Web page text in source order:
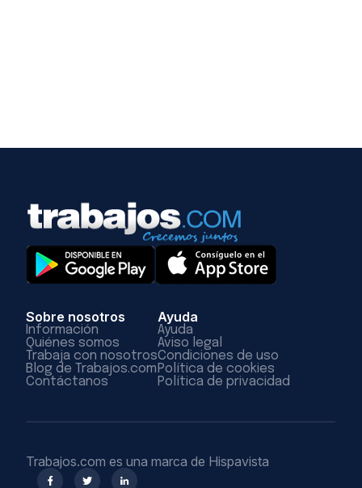
Sobre nosotros
Información
Quiénes somos
Trabaja con nosotros
Blog de Trabajos.com
Contáctanos
Ayuda
Ayuda
Aviso legal
Condiciones de uso
Política de cookies
Política de privacidad
Trabajos.com es una marca de Hispavista